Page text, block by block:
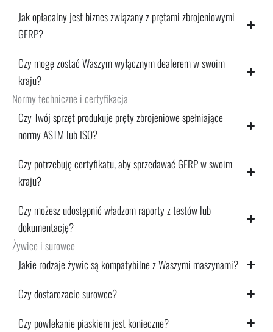
Jak opłacalny jest biznes związany z prętami zbrojeniowymi
GFRP?
Czy mogę zostać Waszym wyłącznym dealerem w swoim
kraju?
Normy techniczne i certyfikacja
Czy Twój sprzęt produkuje pręty zbrojeniowe spełniające
normy ASTM lub ISO?
Czy potrzebuję certyfikatu, aby sprzedawać GFRP w swoim
kraju?
Czy możesz udostępnić władzom raporty z testów lub
dokumentację?
Żywice i surowce
Jakie rodzaje żywic są kompatybilne z Waszymi maszynami?
Czy dostarczacie surowce?
Czy powlekanie piaskiem jest konieczne?